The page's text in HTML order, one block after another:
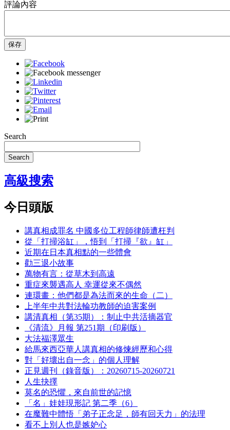
評論內容
保存
Search
Search
高級搜索
今日頭版
講真相成罪名 中國多位工程師律師遭枉判
從「打掃浴缸」，悟到「打掃『欲』缸」
近期在日本真相點的一些體會
勸三退小故事
萬物有言：從草木到高遠
重症來襲遇高人 幸運從來不偶然
連環畫：他們都是為法而來的生命（二）
上半年中共對法輪功教師的迫害案例
講清真相（第35期）：制止中共活摘器官
《清流》月報 第251期（印刷版）
大法福澤眾生
給馬來西亞華人講真相的修煉經歷和心得
對「好壞出自一念」的個人理解
正見週刊（錄音版）：20260715-20260721
人生抉擇
莫名的恐懼，來自前世的記憶
「名」娃娃現形記 第二季（6）
在魔難中體悟「弟子正念足，師有回天力」的法理
看不上別人也是嫉妒心